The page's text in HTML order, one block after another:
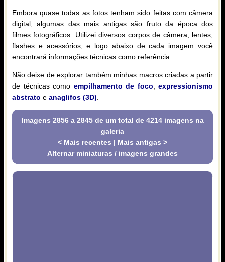
Embora quase todas as fotos tenham sido feitas com câmera
digital, algumas das mais antigas são fruto da época dos
filmes fotográficos. Utilizei diversos corpos de câmera, lentes,
flashes e acessórios, e logo abaixo de cada imagem você
encontrará informações técnicas como referência.
Não deixe de explorar também minhas macros criadas a partir
de técnicas como empilhamento de foco
expressionismo
abstrato e anaglifos (3D)
Imagens 2856 a 2845 de um total de 4214 imagens na
galeria
< Mais recentes | Mais antigas >
Alternar miniaturas / imagens grandes